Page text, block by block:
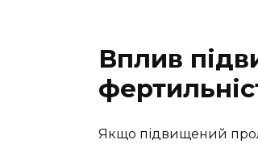
Вплив
Якщо підвищений